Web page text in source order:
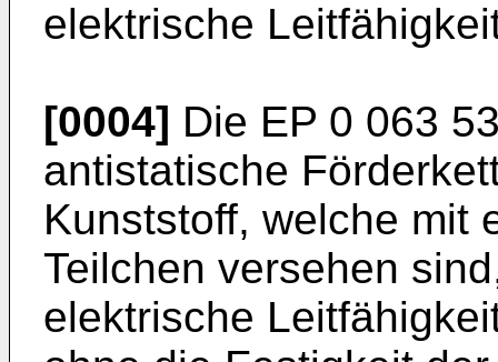
elektrische
[0004] Die EP 0 063
antistatische
Kunststoff, welche mit
Teilchen versehen
elektrische